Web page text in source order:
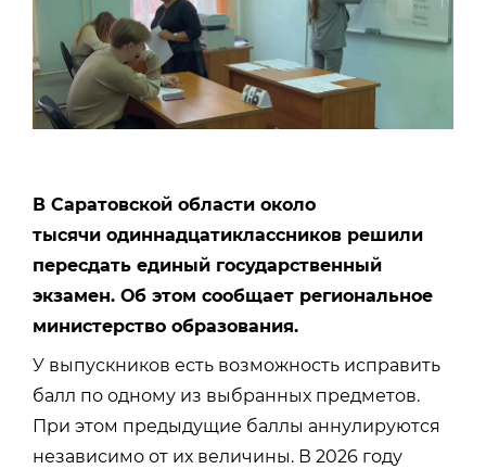
В Саратовской области около
тысячи одиннадцатиклассников решили
пересдать единый государственный
экзамен. Об этом сообщает региональное
министерство образования.
У выпускников есть возможность исправить
балл по одному из выбранных предметов.
При этом предыдущие баллы аннулируются
независимо от их величины. В 2026 году